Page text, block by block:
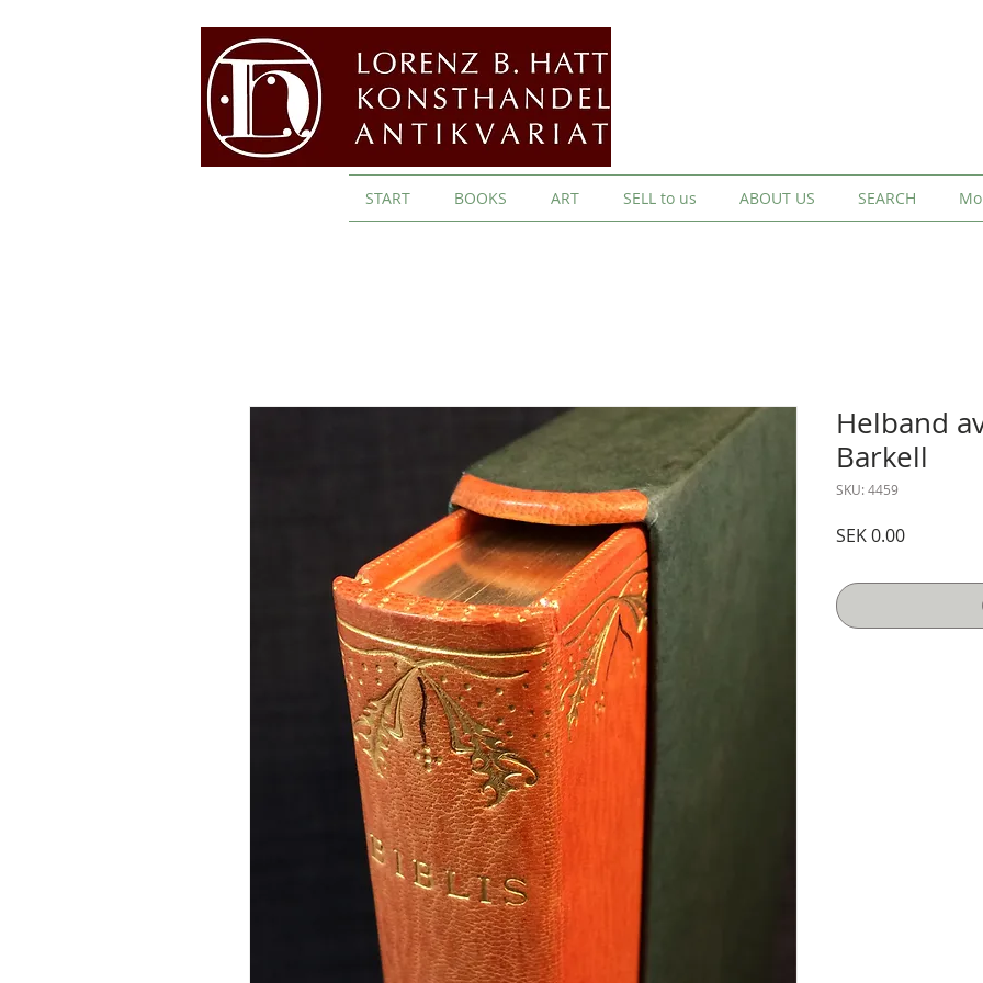
START BOOKS ART SELL to us ABOUT US SEARCH
Helband
Barkell
SKU: 4459
SEK 0.00Price